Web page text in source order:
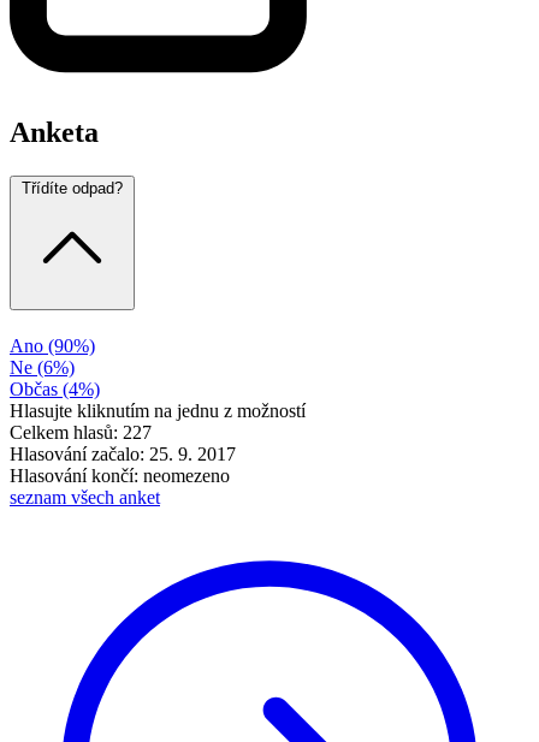
Anketa
Třídíte odpad?
Ano (90%)
Ne (6%)
Občas (4%)
Hlasujte kliknutím na jednu z možností
Celkem hlasů: 227
Hlasování začalo: 25. 9. 2017
Hlasování končí: neomezeno
seznam všech anket